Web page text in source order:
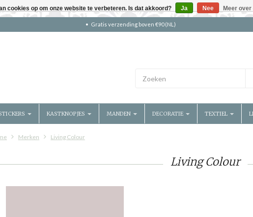
Gratis verzending boven €90 (NL)
KASTKNOPJES MANDEN DECORATIE TEXTIEL
Merken Living Colour
Living Colour
cookies op om onze website te verbeteren. Is dat akkoord? Ja Nee Meer